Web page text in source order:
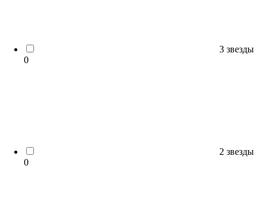
3 звезды
0
2 звезды
0